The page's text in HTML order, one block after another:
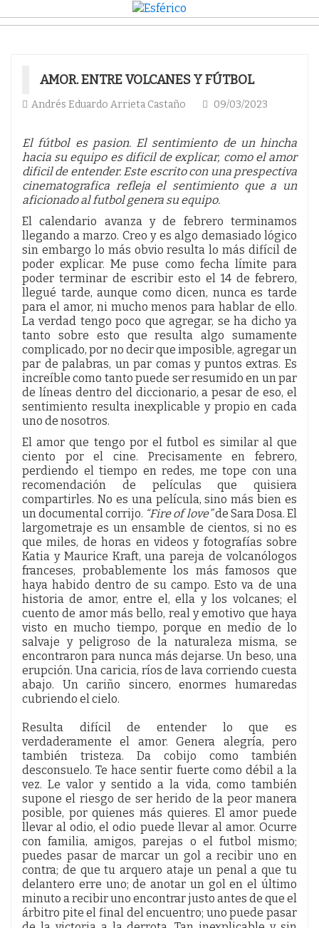
AMOR. ENTRE VOLCANES Y FÚTBOL
Andrés Eduardo Arrieta Castaño 09/03/2023
El fútbol es pasion. El sentimiento de un hincha
hacia su equipo es dificil de explicar, como el amor
dificil de entender. Este escrito con una prespectiva
cinematografica refleja el sentimiento que a un
aficionado al futbol genera su equipo.
El calendario avanza y de febrero terminamos
llegando a marzo. Creo y es algo demasiado lógico
sin embargo lo más obvio resulta lo más difícil de
poder explicar. Me puse como fecha límite para
poder terminar de escribir esto el 14 de febrero,
llegué tarde, aunque como dicen, nunca es tarde
para el amor, ni mucho menos para hablar de ello.
La verdad tengo poco que agregar, se ha dicho ya
tanto sobre esto que resulta algo sumamente
complicado, por no decir que imposible, agregar un
par de palabras, un par comas y puntos extras. Es
increíble como tanto puede ser resumido en un par
de líneas dentro del diccionario, a pesar de eso, el
sentimiento resulta inexplicable y propio en cada
uno de nosotros.
El amor que tengo por el futbol es similar al que
ciento por el cine. Precisamente en febrero,
perdiendo el tiempo en redes, me tope con una
recomendación de películas que quisiera
compartirles. No es una película, sino más bien es
un documental corrijo. “Fire of love”de Sara Dosa. El
largometraje es un ensamble de cientos, si no es
que miles, de horas en videos y fotografías sobre
Katia y Maurice Kraft, una pareja de volcanólogos
franceses, probablemente los más famosos que
haya habido dentro de su campo. Esto va de una
historia de amor, entre el, ella y los volcanes; el
cuento de amor más bello, real y emotivo que haya
visto en mucho tiempo, porque en medio de lo
salvaje y peligroso de la naturaleza misma, se
encontraron para nunca más dejarse. Un beso, una
erupción. Una caricia, ríos de lava corriendo cuesta
abajo. Un cariño sincero, enormes humaredas
cubriendo el cielo.
Resulta difícil de entender lo que es
verdaderamente el amor. Genera alegría, pero
también tristeza. Da cobijo como también
desconsuelo. Te hace sentir fuerte como débil a la
vez. Le valor y sentido a la vida, como también
supone el riesgo de ser herido de la peor manera
posible, por quienes más quieres. El amor puede
llevar al odio, el odio puede llevar al amor. Ocurre
con familia, amigos, parejas o el futbol mismo;
puedes pasar de marcar un gol a recibir uno en
contra; de que tu arquero ataje un penal a que tu
delantero erre uno; de anotar un gol en el último
minuto a recibir uno encontrar justo antes de que el
árbitro pite el final del encuentro; uno puede pasar